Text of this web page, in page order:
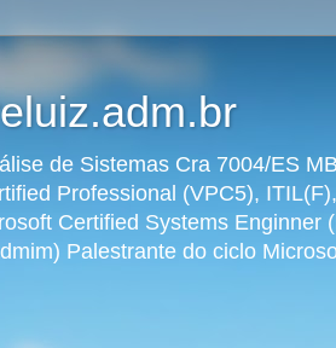
de Sistemas Cra 7004/ES
Professional (VPC5),
Certified Systems Enginner
Palestrante do ciclo